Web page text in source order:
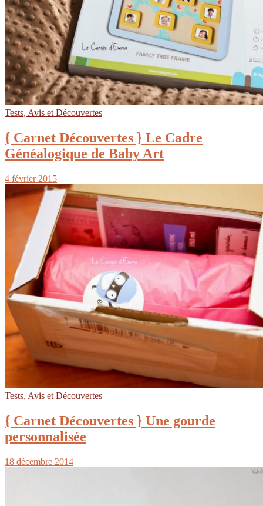
Tests, Avis et Découvertes
{ Carnet Découvertes } Le Cadre
Généalogique de Baby Art
4 février 2015
Tests, Avis et Découvertes
{ Carnet Découvertes } Une gourde
personnalisée
18 décembre 2014